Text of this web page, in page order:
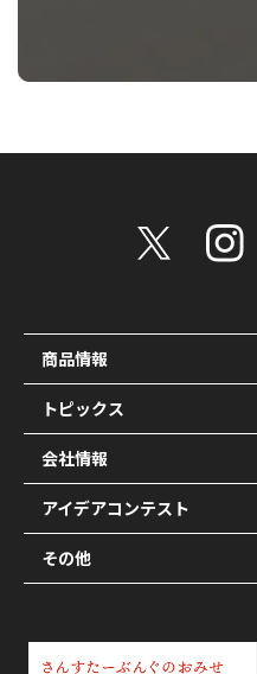
商品情報
トピックス
会社情報
アイデアコンテスト
その他